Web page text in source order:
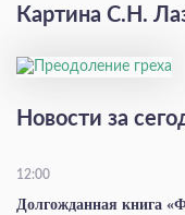
Картина С.Н.
Новости за
12:00
Долгожданная книга